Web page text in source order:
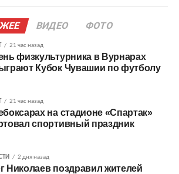
ВИДЕО ФОТО
21 час назад
физкультурника в Вурнарах
Кубок Чувашии по футболу
21 час назад
на стадионе «Спартак»
спортивный праздник
2 дня назад
Николаев поздравил жителей